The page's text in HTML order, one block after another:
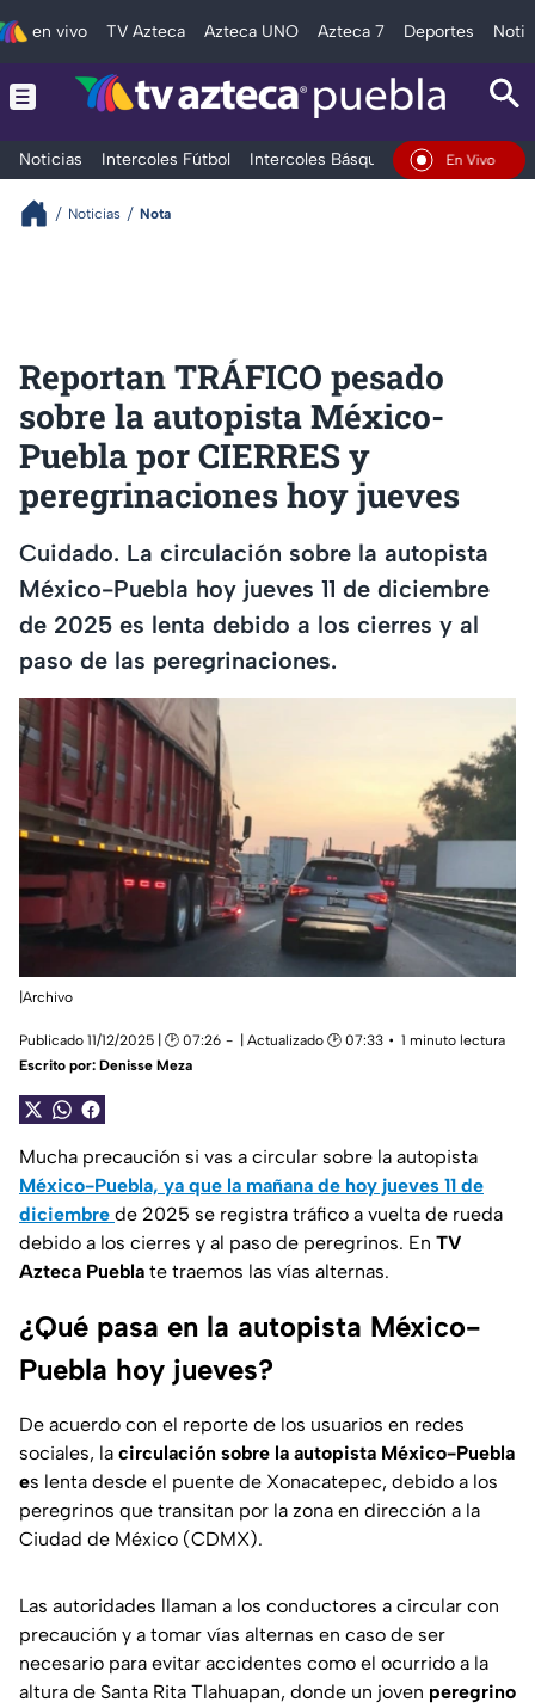
en vivo TV Azteca Azteca UNO Azteca 7 Deportes
Noticias Intercoles Fútbol Intercoles Básquetbol Deportes
En Vivo
Noticias Nota
Reportan TRÁFICO pesado
sobre la autopista México-
Puebla por CIERRES y
peregrinaciones hoy jueves
Cuidado. La circulación sobre la autopista
México-Puebla hoy jueves 11 de diciembre
de 2025 es lenta debido a los cierres y al
paso de las peregrinaciones.
|Archivo
Publicado 11/12/2025 | 🕑 07:26 | Actualizado 🕑 07:33
1 minuto lectura
Escrito por: Denisse Meza
Mucha precaución si vas a circular sobre la autopista
México-Puebla, ya que la mañana de hoy jueves 11 de
diciembre de 2025 se registra tráfico a vuelta de rueda
debido a los cierres y al paso de peregrinos. En TV
Azteca Puebla te traemos las vías alternas.
¿Qué pasa en la autopista México-
Puebla hoy jueves?
De acuerdo con el reporte de los usuarios en redes
sociales, la circulación sobre la autopista México-Puebla
es lenta desde el puente de Xonacatepec, debido a los
peregrinos que transitan por la zona en dirección a la
Ciudad de México (CDMX).
Las autoridades llaman a los conductores a circular con
precaución y a tomar vías alternas en caso de ser
necesario para evitar accidentes como el ocurrido a la
altura de Santa Rita Tlahuapan, donde un joven peregrino